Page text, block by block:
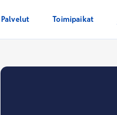
Palvelut Toimipaikat